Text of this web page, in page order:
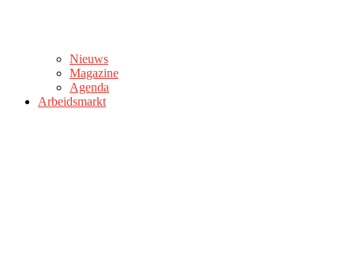
Nieuws
Magazine
Agenda
Arbeidsmarkt